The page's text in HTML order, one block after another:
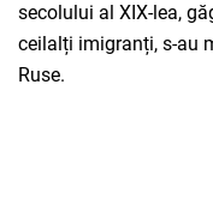
secolului al XIX-lea,
ceilalți imigranți, s-au
Ruse.